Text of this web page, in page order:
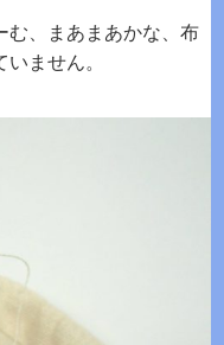
む、まあまあかな、布
ません。